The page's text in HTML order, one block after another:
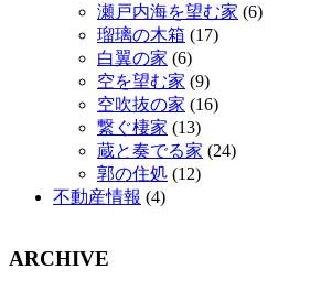
瀬戸内海を望む家 (6)
瑠璃の木箱 (17)
白翼の家 (6)
空を望む家 (9)
空吹抜の家 (16)
繋ぐ棲家 (13)
蔵と奏でる家 (24)
郭の住処 (12)
不動産情報 (4)
ARCHIVE